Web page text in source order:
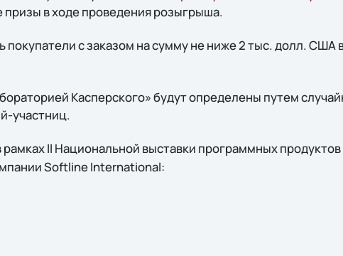
в ходе проведения розыгрыша.
покупатели с заказом на сумму не ниже 2 тыс. долл. США
Касперского» будут определены путем
участниц.
рамках II Национальной выставки программных
Softline International: